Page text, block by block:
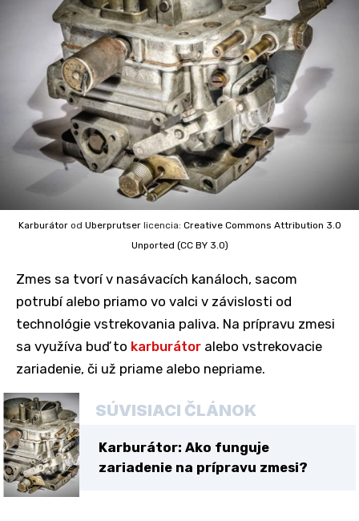
Karburátor od Uberprutser licencia: Creative Commons Attribution 3.0
Unported (CC BY 3.0)
Zmes sa tvorí v nasávacích kanáloch, sacom
potrubí alebo priamo vo valci v závislosti od
technológie vstrekovania paliva. Na prípravu zmesi
sa využíva buď to karburátor alebo vstrekovacie
zariadenie, či už priame alebo nepriame.
SÚVISIACI ČLÁNOK
Karburátor: Ako funguje
zariadenie na prípravu zmesi?